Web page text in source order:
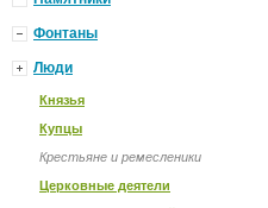
Фонтаны
Люди
Князья
Купцы
Крестьяне и ремесленики
Церковные деятели